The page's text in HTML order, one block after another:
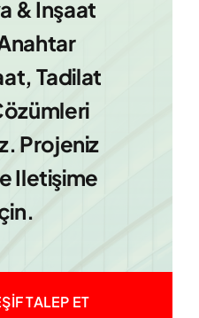
& İnşaat
Tadilat
Projeniz
Iletişime
TALEP ET